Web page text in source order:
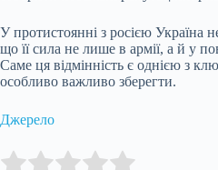
У протистоянні з росією Україна
що її сила не лише в армії, а й у
Саме ця відмінність є однією з
особливо важливо зберегти.
Джерело
Rate this item: